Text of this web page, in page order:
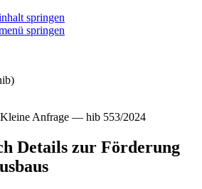
springen
springen
Anfrage — hib 553/2024
Details zur Förderung